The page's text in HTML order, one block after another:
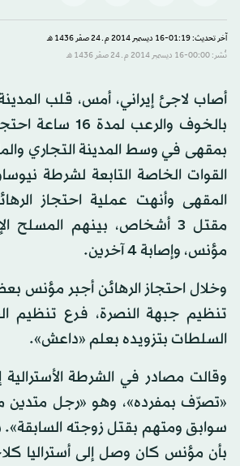
آخر تحديث: 01:19-16 ديسمبر 2014 م ـ 24 صفَر 1436 هـ
نُشر: 00:00-16 ديسمبر 2014 م ـ 24 صفَر 1436 هـ
أصاب لاجئ إيراني، أمس، قلب
بمقهى في وسط المدينة التجاري
القوات الخاصة التابعة لشرطة
المقهى وأنهت عملية احتجاز
مقتل 3 أشخاص، بينهم المسلح
مؤنس، وإصابة 4 آخرين.
وخلال احتجاز الرهائن أجبر مؤنس
تنظيم جبهة النصرة، فرع تنظيم
السلطات بتزويده بعلم «داعش».
وقالت مصادر في الشرطة
«تصرّف بمفرده»، وهو «رجل متدين
سوابق ومتهم بقتل زوجته السابقة».